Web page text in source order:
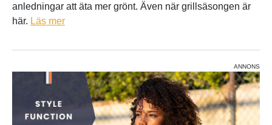
anledningar att äta mer grönt. Även när grillsäsongen är
här. Läs mer
ANNONS